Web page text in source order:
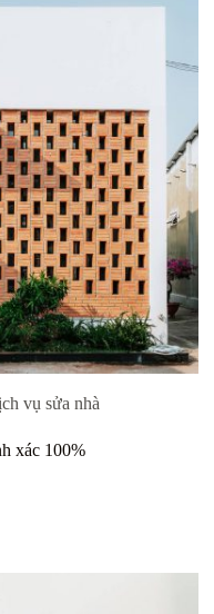
vụ sửa nhà
xác 100%